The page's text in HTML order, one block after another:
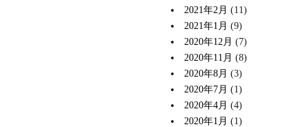
2021年2月 (11)
2021年1月 (9)
2020年12月 (7)
2020年11月 (8)
2020年8月 (3)
2020年7月 (1)
2020年4月 (4)
2020年1月 (1)